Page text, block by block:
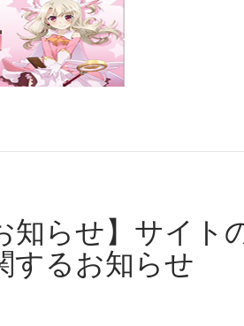
知らせ】サイト
するお知らせ